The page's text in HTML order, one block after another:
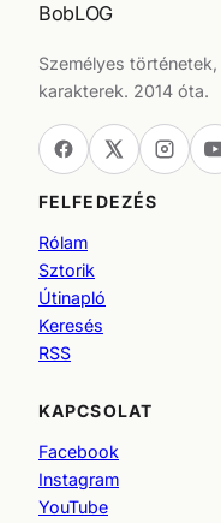
BobLOG
Személyes
karakterek. 2014 óta.
FELFEDEZÉS
Rólam
Sztorik
Útinapló
Keresés
RSS
KAPCSOLAT
Facebook
Instagram
YouTube